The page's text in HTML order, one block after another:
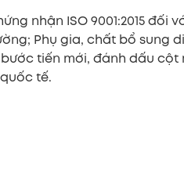
nhận ISO 9001:2015
Phụ gia, chất bổ sung
tiến mới, đánh dấu
tế.